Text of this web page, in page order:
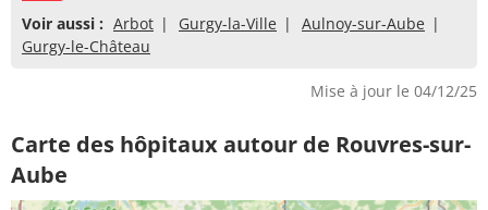
Voir aussi : Arbot Gurgy-la-Ville
Aulnoy-sur-Aube
Gurgy-le-Château
Mise à jour le 04/12/25
Carte des hôpitaux autour de Rouvres-sur-
Aube